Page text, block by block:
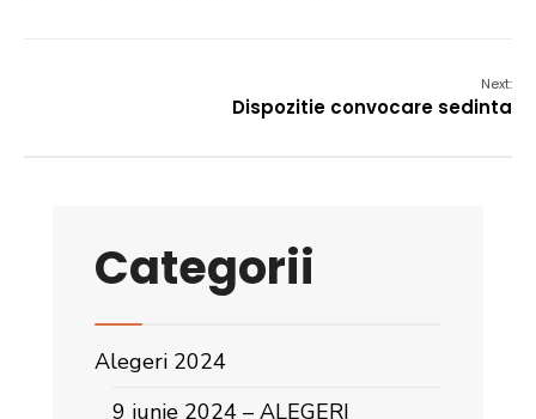
Next:
Dispozitie convocare sedinta
Categorii
Alegeri 2024
9 iunie 2024 – ALEGERI